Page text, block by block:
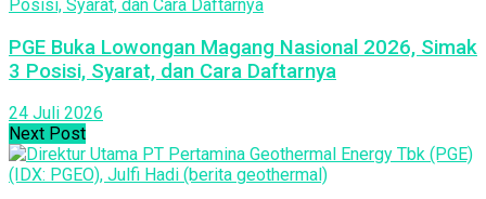
PGE Buka Lowongan Magang Nasional 2026, Simak
3 Posisi, Syarat, dan Cara Daftarnya
24 Juli 2026
Next Post